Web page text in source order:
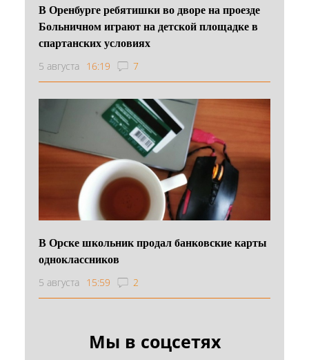
В Оренбурге ребятишки во дворе на проезде
Больничном играют на детской площадке в
спартанских условиях
5 августа 16:19 7
В Орске школьник продал банковские карты
одноклассников
5 августа 15:59 2
Мы в соцсетях